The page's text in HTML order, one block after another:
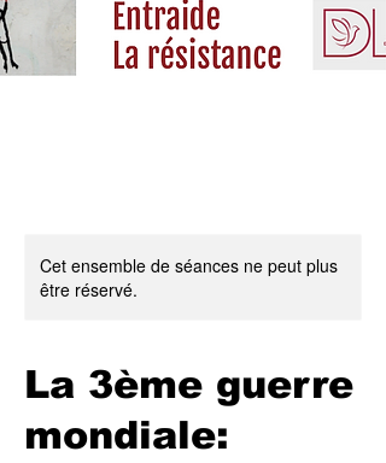
Cet ensemble de séances ne peut plus
être réservé.
La 3ème guerre
mondiale: